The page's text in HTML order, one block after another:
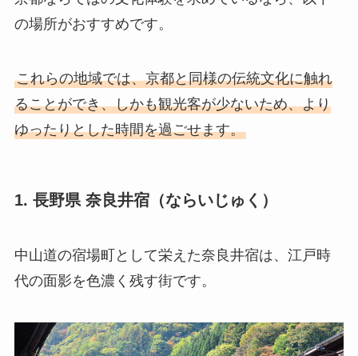
の場所がおすすめです。
これらの地域では、京都と同様の伝統文化に触れ
ることができ、しかも観光客が少ないため、より
ゆったりとした時間を過ごせます。
1. 長野県 奈良井宿（ならいじゅく）
中山道の宿場町として栄えた奈良井宿は、江戸時
代の面影を色濃く残す街です。